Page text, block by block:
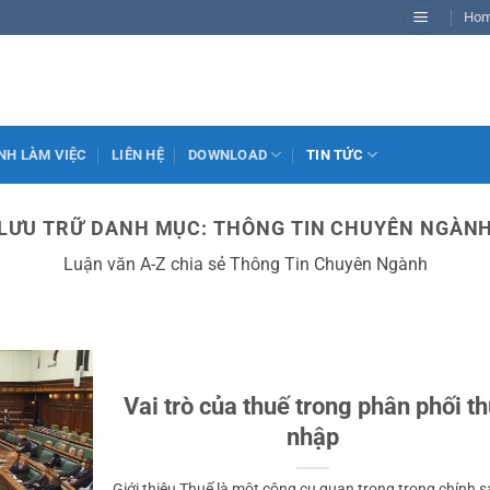
LÀM VIỆC LIÊN HỆ DOWNLOAD TIN TỨC
TRỮ DANH MỤC:THÔNG TIN CHUYÊN NGÀNH
Luận văn A-Z chia sẻ Thông Tin Chuyên Ngành
Vai trò của thuế trong phân phối
nhập